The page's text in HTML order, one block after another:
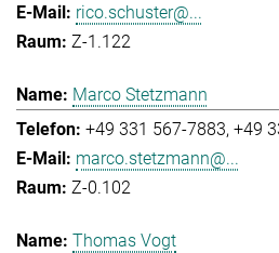
rico.schuster@...
Z-1.122
Marco Stetzmann
+49 331 567-7883 +49
marco.stetzmann@...
Z-0.102
Thomas Vogt